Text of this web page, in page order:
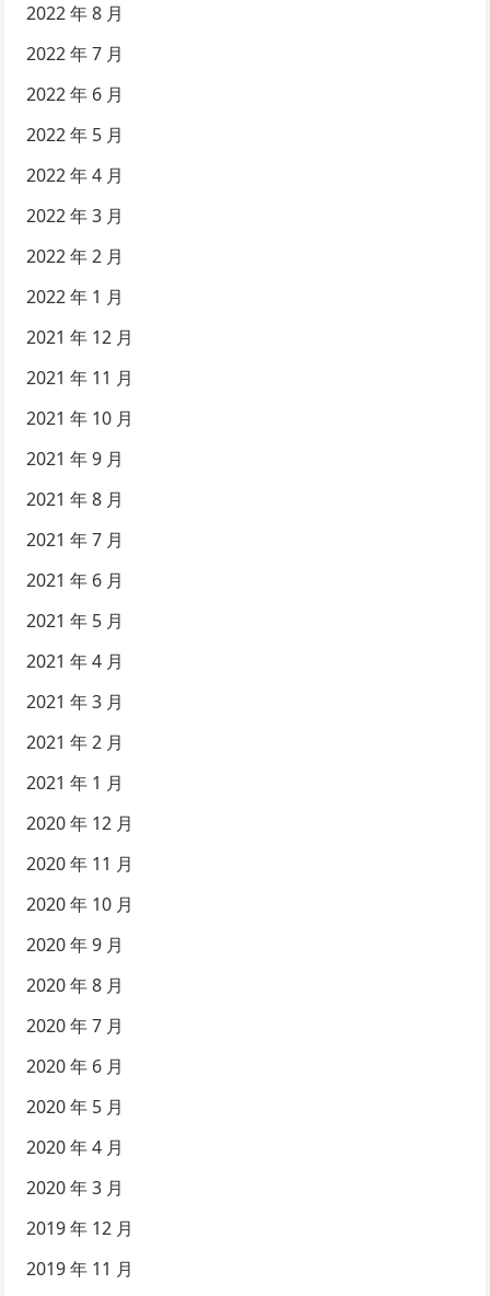
2022 年 8 月
2022 年 7 月
2022 年 6 月
2022 年 5 月
2022 年 4 月
2022 年 3 月
2022 年 2 月
2022 年 1 月
2021 年 12 月
2021 年 11 月
2021 年 10 月
2021 年 9 月
2021 年 8 月
2021 年 7 月
2021 年 6 月
2021 年 5 月
2021 年 4 月
2021 年 3 月
2021 年 2 月
2021 年 1 月
2020 年 12 月
2020 年 11 月
2020 年 10 月
2020 年 9 月
2020 年 8 月
2020 年 7 月
2020 年 6 月
2020 年 5 月
2020 年 4 月
2020 年 3 月
2019 年 12 月
2019 年 11 月